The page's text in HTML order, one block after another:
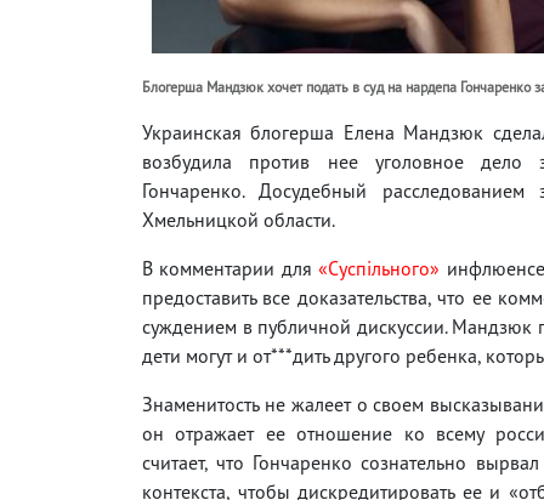
Блогерша Мандзюк хочет подать в суд на нардепа
Украинская блогерша Елена Мандзюк
возбудила против нее уголовное
Гончаренко. Досудебный
Хмельницкой области.
В комментарии для«Суспільного»
предоставить все доказательства, что ее
суждением в публичной дискуссии. Мандзюк
дети могут и от***дить другого ребенка,
Знаменитость не жалеет о своем
он отражает ее отношение ко всему
считает, что Гончаренко сознательно
контекста, чтобы дискредитировать ее и